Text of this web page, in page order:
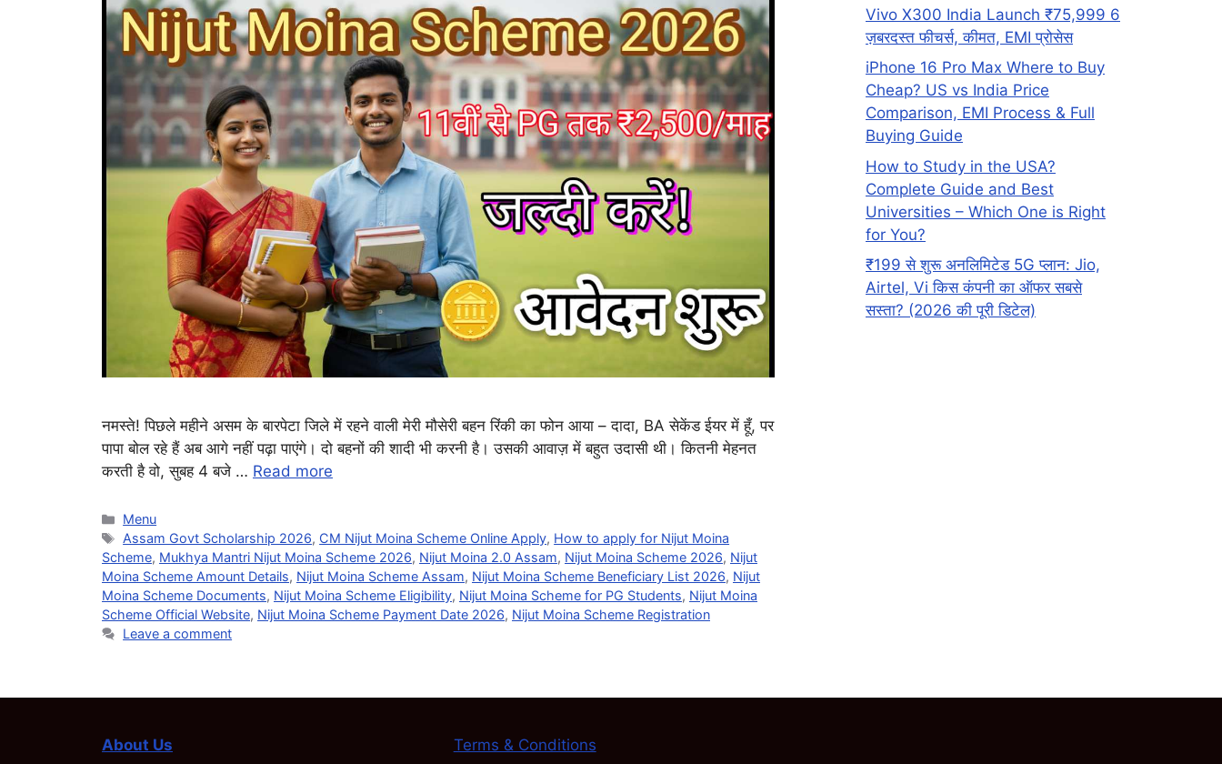
नमस्ते! पिछले महीने असम के बारपेटा जिले में रहने वाली मेरी मौसेरी बहन रिंकी का फोन आया – दादा, BA सेकेंड ईयर में हूँ, पर
पापा बोल रहे हैं अब आगे नहीं पढ़ा पाएंगे। दो बहनों की शादी भी करनी है। उसकी आवाज़ में बहुत उदासी थी। कितनी मेहनत
करती है वो, सुबह 4 बजे … Read more
Categories
Menu
Tags
Assam Govt Scholarship 2026, CM Nijut Moina Scheme Online Apply, How to apply for Nijut Moina
Scheme, Mukhya Mantri Nijut Moina Scheme 2026, Nijut Moina 2.0 Assam, Nijut Moina Scheme 2026, Nijut
Moina Scheme Amount Details, Nijut Moina Scheme Assam, Nijut Moina Scheme Beneficiary List 2026, Nijut
Moina Scheme Documents, Nijut Moina Scheme Eligibility, Nijut Moina Scheme for PG Students, Nijut Moina
Scheme Official Website, Nijut Moina Scheme Payment Date 2026, Nijut Moina Scheme Registration
Leave a comment
Vivo X300 India Launch ₹75,999 6
ज़बरदस्त फीचर्स, कीमत, EMI प्रोसेस
iPhone 16 Pro Max Where to Buy
Cheap? US vs India Price
Comparison, EMI Process & Full
Buying Guide
How to Study in the USA?
Complete Guide and Best
Universities – Which One is Right
for You?
₹199 से शुरू अनलिमिटेड 5G प्लान: Jio,
Airtel, Vi किस कंपनी का ऑफर सबसे
सस्ता? (2026 की पूरी डिटेल)
About Us Terms & Conditions